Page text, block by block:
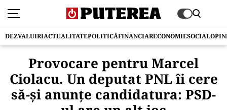
DEZVALUIRIACTUALITATEPOLITICĂFINANCIARECONOMIESOCIAL
Provocare pentru Marcel
Ciolacu. Un deputat PNL îi cere
să-și anunțe candidatura: PSD-